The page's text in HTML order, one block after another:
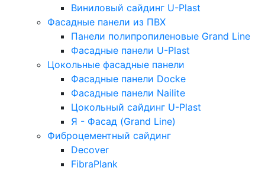
Виниловый сайдинг U-Plast
Фасадные панели из ПВХ
Панели полипропиленовые Grand Line
Фасадные панели U-Plast
Цокольные фасадные панели
Фасадные панели Docke
Фасадные панели Nailite
Цокольный сайдинг U-Plast
Я - Фасад (Grand Line)
Фиброцементный сайдинг
Decover
FibraPlank